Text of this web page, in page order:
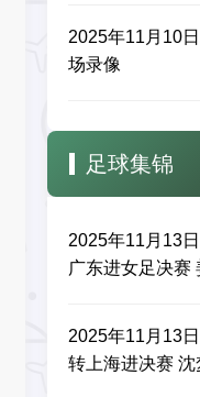
2025年11月10
场录像
足球集锦
2025年11月13
广东进女足决赛
2025年11月13
转上海进决赛